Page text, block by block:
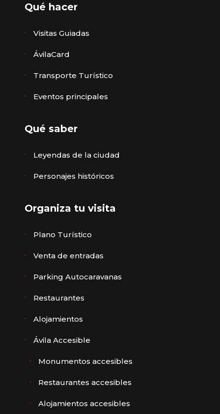
Qué hacer
Visitas Guiadas
ÁvilaCard
Transporte Turístico
Eventos principales
Qué saber
Leyendas de la ciudad
Personajes históricos
Organiza tu visita
Plano Turístico
Venta de entradas
Parking Autocaravanas
Restaurantes
Alojamientos
Ávila Accesible
Monumentos accesibles
Restaurantes accesibles
Alojamientos accesibles